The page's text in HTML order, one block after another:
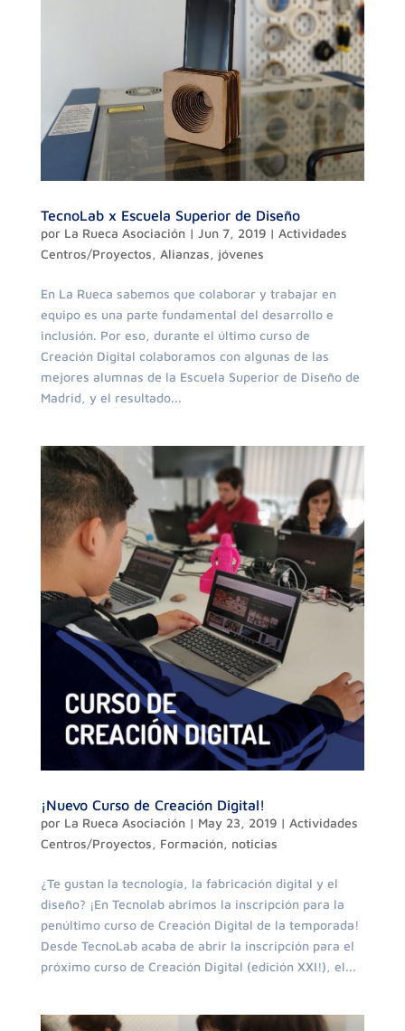
TecnoLab x Escuela Superior de Diseño
por La Rueca Asociación| Jun 7, 2019| Actividades
Centros/Proyectos, Alianzas, jóvenes
En La Rueca sabemos que colaborar y trabajar en
equipo es una parte fundamental del desarrollo e
inclusión. Por eso, durante el último curso de
Creación Digital colaboramos con algunas de las
mejores alumnas de la Escuela Superior de Diseño de
Madrid, y el resultado...
¡Nuevo Curso de Creación Digital!
por La Rueca Asociación| May 23, 2019| Actividades
Centros/Proyectos, Formación, noticias
¿Te gustan la tecnología, la fabricación digital y el
diseño? ¡En Tecnolab abrimos la inscripción para la
penúltimo curso de Creación Digital de la temporada!
Desde TecnoLab acaba de abrir la inscripción para el
próximo curso de Creación Digital (edición XXI!), el...